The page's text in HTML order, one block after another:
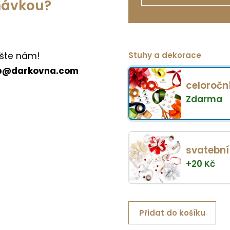
nám!
Stuhy a dekorace
Zdarma
svatební
+20 Kč
Přidat do košíku